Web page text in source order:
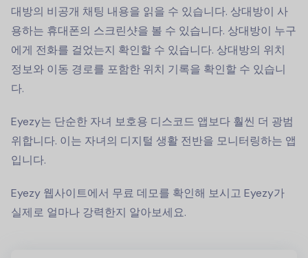
대방의 비공개 채팅 내용을 읽을 수 있습니다. 상대방이 사
용하는 휴대폰의 스크린샷을 볼 수 있습니다. 상대방이 누구
에게 전화를 걸었는지 확인할 수 있습니다. 상대방의 위치
정보와 이동 경로를 포함한 위치 기록을 확인할 수 있습니
다.
Eyezy는 단순한 자녀 보호용 디스코드 앱보다 훨씬 더 광범
위합니다. 이는 자녀의 디지털 생활 전반을 모니터링하는 앱
입니다.
Eyezy 웹사이트에서 무료 데모를 확인해 보시고 Eyezy가
실제로 얼마나 강력한지 알아보세요.